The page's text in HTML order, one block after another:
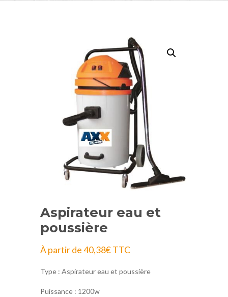
Aspirateur eau et
poussière
À partir de40,38€TTC
Type : Aspirateur eau et poussière
Puissance : 1200w